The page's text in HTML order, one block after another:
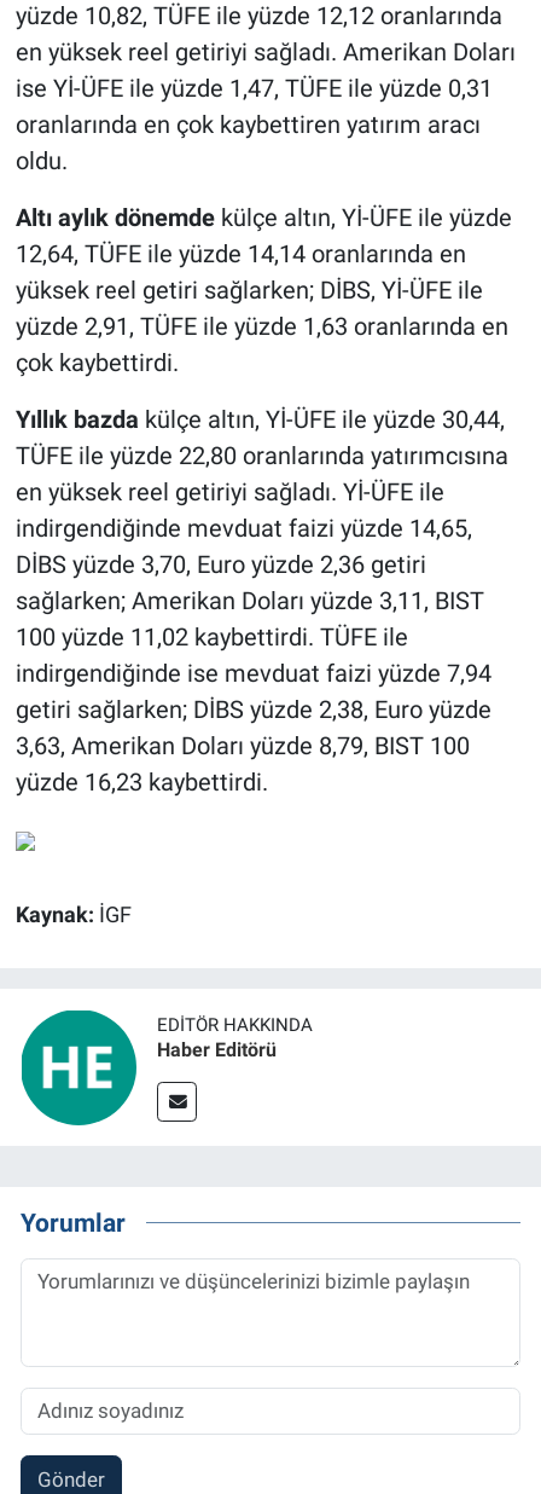
yüzde 10,82, TÜFE ile yüzde 12,12 oranlarında
en yüksek reel getiriyi sağladı. Amerikan Doları
ise Yİ-ÜFE ile yüzde 1,47, TÜFE ile yüzde 0,31
oranlarında en çok kaybettiren yatırım aracı
oldu.
Altı aylık dönemde külçe altın, Yİ-ÜFE ile yüzde
12,64, TÜFE ile yüzde 14,14 oranlarında en
yüksek reel getiri sağlarken; DİBS, Yİ-ÜFE ile
yüzde 2,91, TÜFE ile yüzde 1,63 oranlarında en
çok kaybettirdi.
Yıllık bazda külçe altın, Yİ-ÜFE ile yüzde 30,44,
TÜFE ile yüzde 22,80 oranlarında yatırımcısına
en yüksek reel getiriyi sağladı. Yİ-ÜFE ile
indirgendiğinde mevduat faizi yüzde 14,65,
DİBS yüzde 3,70, Euro yüzde 2,36 getiri
sağlarken; Amerikan Doları yüzde 3,11, BIST
100 yüzde 11,02 kaybettirdi. TÜFE ile
indirgendiğinde ise mevduat faizi yüzde 7,94
getiri sağlarken; DİBS yüzde 2,38, Euro yüzde
3,63, Amerikan Doları yüzde 8,79, BIST 100
yüzde 16,23 kaybettirdi.
Kaynak: İGF
EDITÖR HAKKINDA
Haber Editörü
Yorumlar
Gönder